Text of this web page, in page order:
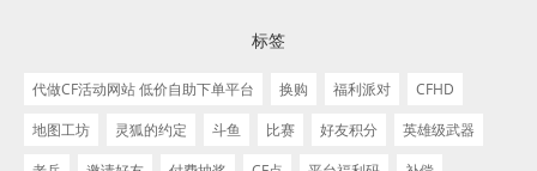
标签
代做CF活动网站 低价自助下单平台 换购 福利派对
CFHD
地图工坊
灵狐的约定 斗鱼 比赛 好友积分
英雄级武器